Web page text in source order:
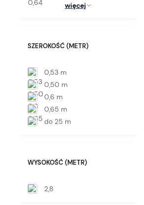
więcej
SZEROKOŚĆ (METR)
0,53 m
0,50 m
0,6 m
0,65 m
do 25 m
WYSOKOŚĆ (METR)
2,8